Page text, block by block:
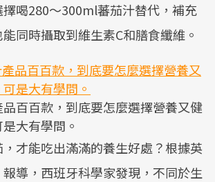
喝280～300ml蕃茄汁替代，補充
同時攝取到維生素C和膳食纖維。
百百款，到底要怎麼選擇營養又健
大有學問。
才能吃出滿滿的養生好處？根據英
導，西班牙科學家發現，不同於生